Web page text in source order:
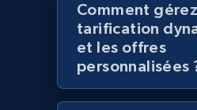
2.1K+ 375+
Comment
tarification
et les offres
personnalisées